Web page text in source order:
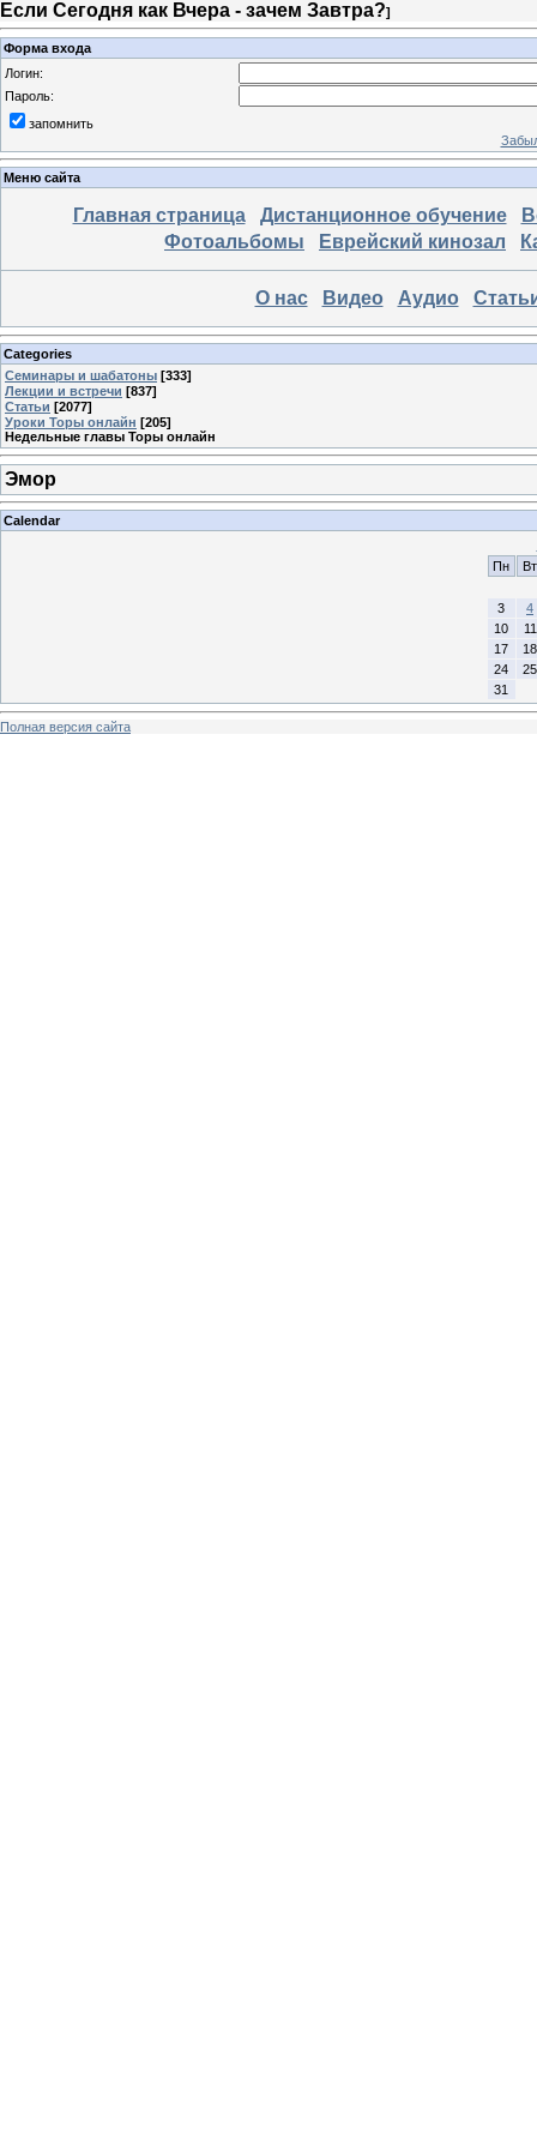
Если Сегодня как Вчера - зачем Завтра?]
Форма входа
Логин:
Пароль:
запомнить
Меню сайта
Главная страница Дистанционное обучение
Фотоальбомы
Еврейский кинозал
О нас Видео Аудио
Categories
Семинары и шабатоны [333]
Лекции и встречи [837]
Статьи [2077]
Уроки Торы онлайн [205]
Недельные главы Торы онлайн
Эмор
Calendar
Пн
Вт
3
4
10
11
17
18
24
25
31
Полная версия сайта